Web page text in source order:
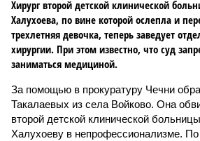
Хирург второй детской клинической
Халухоева, по вине которой ослепла и
трехлетняя девочка, теперь заведует
хирургии. При этом известно, что суд
заниматься медициной.
За помощью в прокуратуру Чечни
Такалаевых из села Войково. Она
второй детской клинической
Халухоеву в непрофессионализме.